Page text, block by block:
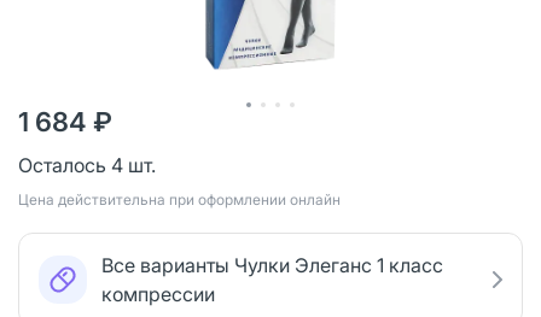
1 684 ₽
Осталось 4 шт.
Цена действительна при оформлении онлайн
Все варианты Чулки Элеганс 1 класс
компрессии